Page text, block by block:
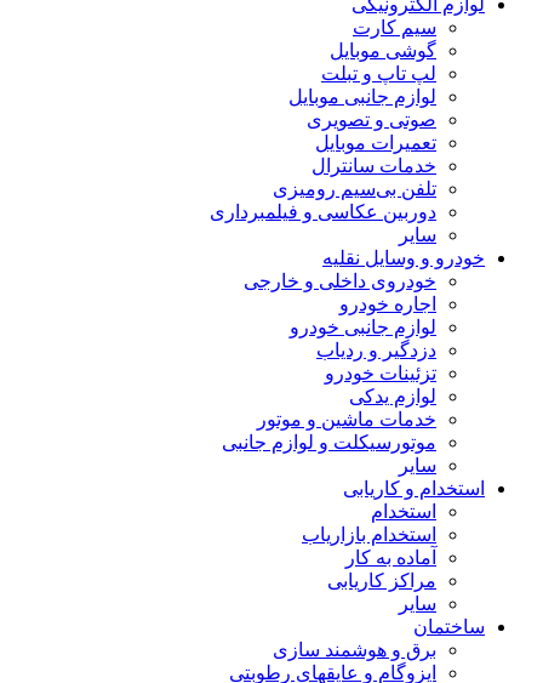
لوازم الکترونیکی
سیم کارت
گوشی موبایل
لپ تاپ و تبلت
لوازم جانبی موبایل
صوتی و تصویری
تعمیرات موبایل
خدمات سانترال
تلفن بی‌سیم رومیزی
دوربین عکاسی و فیلمبرداری
سایر
خودرو و وسایل نقلیه
خودروی داخلی و خارجی
اجاره خودرو
لوازم جانبی خودرو
دزدگیر و ردیاب
تزئینات خودرو
لوازم یدکی
خدمات ماشین و موتور
موتورسیکلت و لوازم جانبی
سایر
استخدام و کاریابی
استخدام
استخدام بازاریاب
آماده به کار
مراکز کاریابی
سایر
ساختمان
برق و هوشمند سازی
ایزوگام و عایقهای رطوبتی